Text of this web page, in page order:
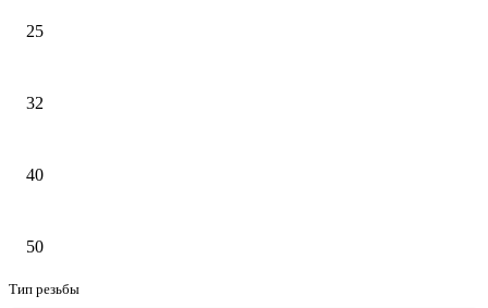
25
32
40
50
Тип резьбы